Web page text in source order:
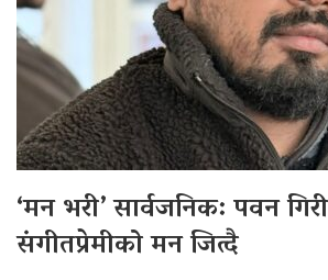
‘मन भरी’ सार्वजनिक: पवन
संगीतप्रेमीको मन जित्दै